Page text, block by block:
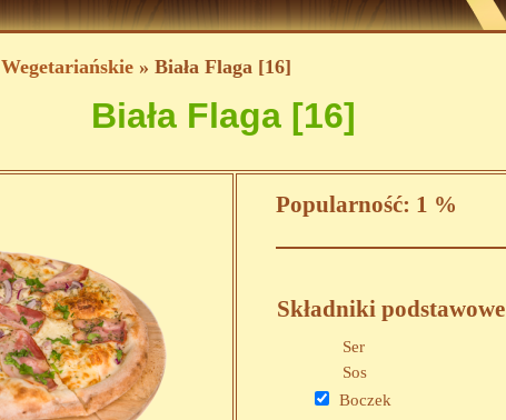
Wegetariańskie » Biała Flaga [16]
Biała Flaga [16]
Popularność: 1 %
Składniki podstawowe
Ser
Sos
Boczek